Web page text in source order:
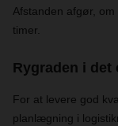
Afstanden afgør,
timer.
Rygraden i
For at levere god
planlægning i